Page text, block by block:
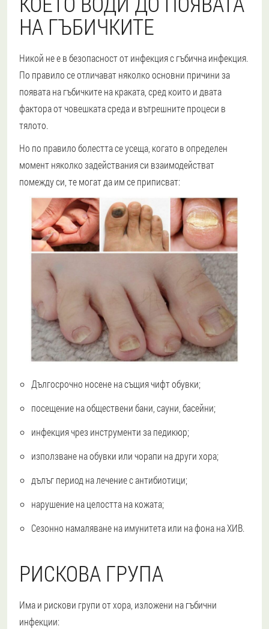
НА ГЪБИЧКИТЕ
Никой не е в безопасност от инфекция с гъбична инфекция.
По правило се отличават няколко основни причини за
появата на гъбичките на краката, сред които и двата
фактора от човешката среда и вътрешните процеси в
тялото.
Но по правило болестта се усеща, когато в определен
момент няколко задействания си взаимодействат
помежду си, те могат да им се приписват:
Дългосрочно носене на същия чифт обувки;
посещение на обществени бани, сауни, басейни;
инфекция чрез инструменти за педикюр;
използване на обувки или чорапи на други хора;
дълъг период на лечение с антибиотици;
нарушение на целостта на кожата;
Сезонно намаляване на имунитета или на фона на ХИВ.
РИСКОВА ГРУПА
Има и рискови групи от хора, изложени на гъбични
инфекции: